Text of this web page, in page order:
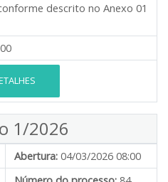
descrito no Anexo 01
1/2026
Abertura: 04/03/2026 08:00